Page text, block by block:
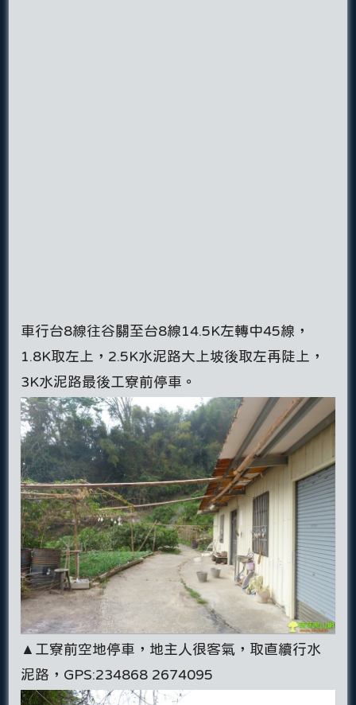
車行台8線往谷關至台8線14.5K左轉中45線，
1.8K取左上，2.5K水泥路大上坡後取左再陡上，
3K水泥路最後工寮前停車。
▲工寮前空地停車，地主人很客氣，取直續行水
泥路，GPS:234868 2674095